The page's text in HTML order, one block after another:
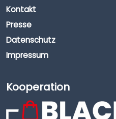
Kontakt
Presse
Datenschutz
Impressum
Kooperation